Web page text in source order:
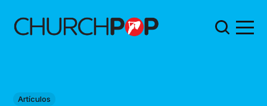
Artículos